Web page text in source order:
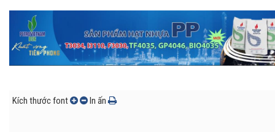
Kích thước font In ấn